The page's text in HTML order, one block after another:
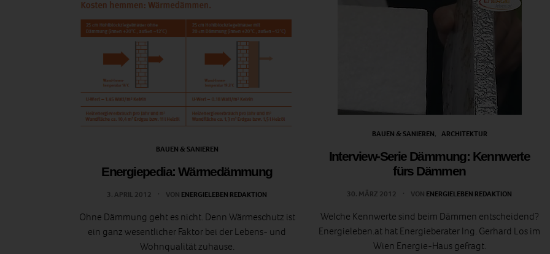
BAUEN & SANIEREN
Energiepedia: Wärmedämmung
3. APRIL 2012 VON ENERGIELEBEN REDAKTION
Ohne Dämmung geht es nicht. Denn Wärmeschutz ist
ein ganz wesentlicher Faktor bei der Lebens- und
Wohnqualität zuhause.
BAUEN & SANIEREN ARCHITEKTUR
Interview-Serie Dämmung: Kennwerte
fürs Dämmen
30. MÄRZ 2012 VON ENERGIELEBEN REDAKTION
Welche Kennwerte sind beim Dämmen entscheidend?
Energieleben.at hat Energieberater Ing. Gerhard Los im
Wien Energie-Haus gefragt.